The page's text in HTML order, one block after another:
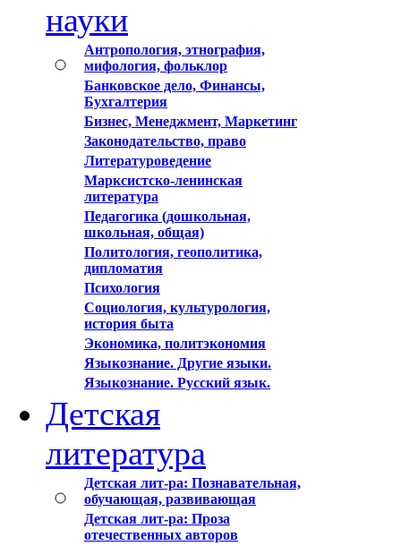
науки
Антропология, этнография,
мифология, фольклор
Банковское дело, Финансы,
Бухгалтерия
Бизнес, Менеджмент, Маркетинг
Законодательство, право
Литературоведение
Марксистско-ленинская
литература
Педагогика (дошкольная,
школьная, общая)
Политология, геополитика,
дипломатия
Психология
Социология, культурология,
история быта
Экономика, политэкономия
Языкознание. Другие языки.
Языкознание. Русский язык.
Детская
литература
Детская лит-ра: Познавательная,
обучающая, развивающая
Детская лит-ра: Проза
отечественных авторов